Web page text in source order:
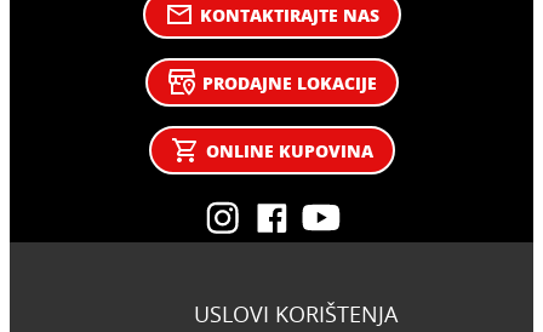
KONTAKTIRAJTE NAS
PRODAJNE LOKACIJE
ONLINE KUPOVINA
USLOVI KORIŠTENJA